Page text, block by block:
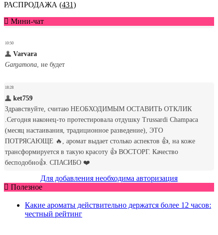
РАСПРОДАЖА (431)
Мини-чат
Для добавления необходима авторизация
Полезное
Какие ароматы действительно держатся более 12 часов:
честный рейтинг